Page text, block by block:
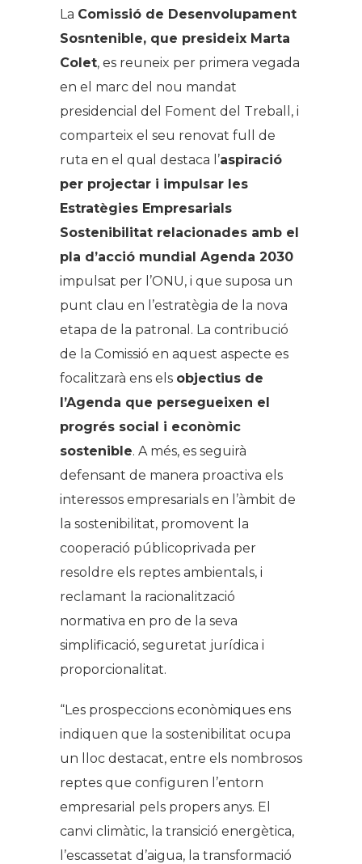
La Comissió de Desenvolupament
Sosntenible, que presideix Marta
Colet, es reuneix per primera vegada
en el marc del nou mandat
presidencial del Foment del Treball, i
comparteix el seu renovat full de
ruta en el qual destaca l’aspiració
per projectar i impulsar les
Estratègies Empresarials
Sostenibilitat relacionades amb el
pla d’acció mundial Agenda 2030
impulsat per l’ONU, i que suposa un
punt clau en l’estratègia de la nova
etapa de la patronal. La contribució
de la Comissió en aquest aspecte es
focalitzarà ens els objectius de
l’Agenda que persegueixen el
progrés social i econòmic
sostenible. A més, es seguirà
defensant de manera proactiva els
interessos empresarials en l’àmbit de
la sostenibilitat, promovent la
cooperació públicoprivada per
resoldre els reptes ambientals, i
reclamant la racionalització
normativa en pro de la seva
simplificació, seguretat jurídica i
proporcionalitat.
“Les prospeccions econòmiques ens
indiquen que la sostenibilitat ocupa
un lloc destacat, entre els nombrosos
reptes que configuren l’entorn
empresarial pels propers anys. El
canvi climàtic, la transició energètica,
l’escassetat d’aigua, la transformació